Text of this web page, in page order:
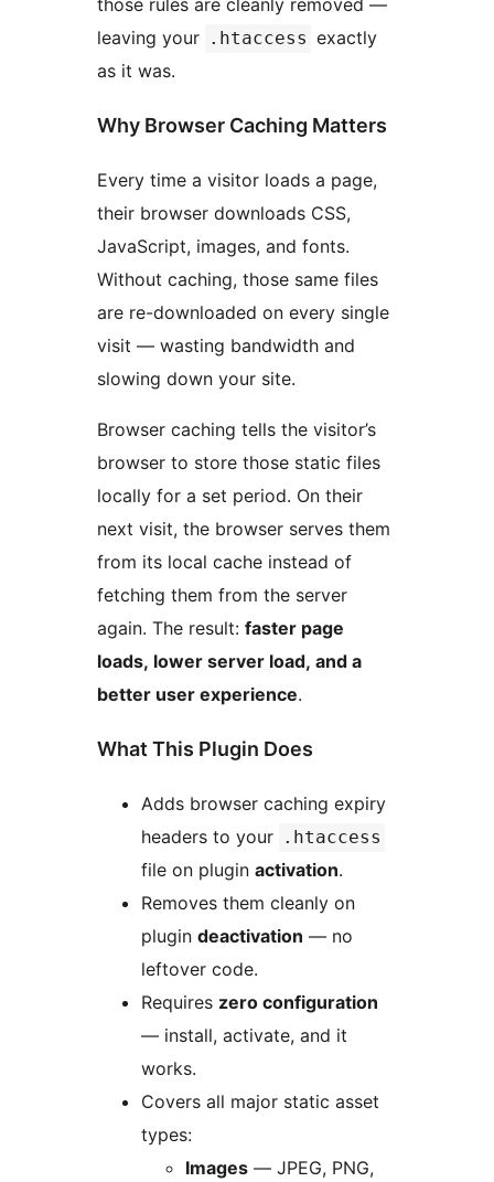
those rules are cleanly removed —
leaving your .htaccess exactly
as it was.
Why Browser Caching Matters
Every time a visitor loads a page,
their browser downloads CSS,
JavaScript, images, and fonts.
Without caching, those same files
are re-downloaded on every single
visit — wasting bandwidth and
slowing down your site.
Browser caching tells the visitor’s
browser to store those static files
locally for a set period. On their
next visit, the browser serves them
from its local cache instead of
fetching them from the server
again. The result: faster page
loads, lower server load, and a
better user experience.
What This Plugin Does
Adds browser caching expiry
headers to your .htaccess
file on plugin activation.
Removes them cleanly on
plugin deactivation — no
leftover code.
Requires zero configuration
— install, activate, and it
works.
Covers all major static asset
types:
Images — JPEG, PNG,